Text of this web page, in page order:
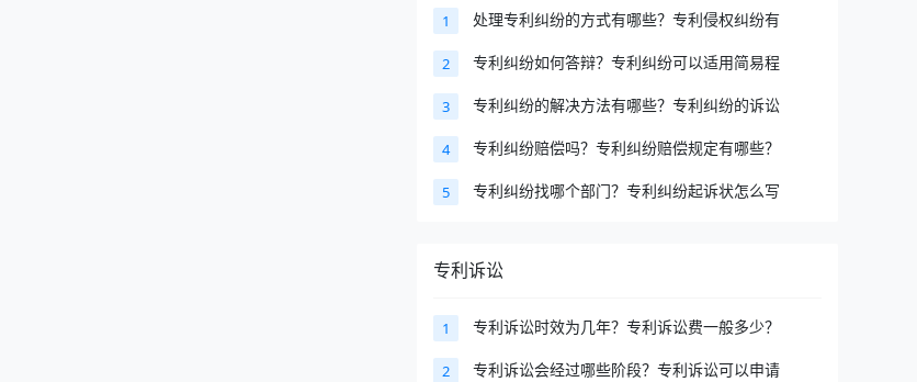
1 处理专利纠纷的方式有哪些？专利侵权纠纷有
2 专利纠纷如何答辩？专利纠纷可以适用简易程
3 专利纠纷的解决方法有哪些？专利纠纷的诉讼
4 专利纠纷赔偿吗？专利纠纷赔偿规定有哪些？
5 专利纠纷找哪个部门？专利纠纷起诉状怎么写
专利诉讼
1 专利诉讼时效为几年？专利诉讼费一般多少？
2 专利诉讼会经过哪些阶段？专利诉讼可以申请